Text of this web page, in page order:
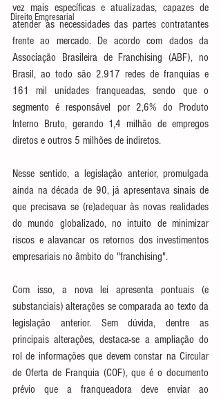
Direito Empresarial
vez mais específicas e atualizadas, capazes de
atender às necessidades das partes contratantes
frente ao mercado. De acordo com dados da
Associação Brasileira de Franchising (ABF), no
Brasil, ao todo são 2.917 redes de franquias e
161 mil unidades franqueadas, sendo que o
segmento é responsável por 2,6% do Produto
Interno Bruto, gerando 1,4 milhão de empregos
diretos e outros 5 milhões de indiretos.
Nesse sentido, a legislação anterior, promulgada
ainda na década de 90, já apresentava sinais de
que precisava se (re)adequar às novas realidades
do mundo globalizado, no intuito de minimizar
riscos e alavancar os retornos dos investimentos
empresariais no âmbito do "franchising".
Com isso, a nova lei apresenta pontuais (e
substanciais) alterações se comparada ao texto da
legislação anterior. Sem dúvida, dentre as
principais alterações, destaca-se a ampliação do
rol de informações que devem constar na Circular
de Oferta de Franquia (COF), que é o documento
prévio que a franqueadora deve enviar ao